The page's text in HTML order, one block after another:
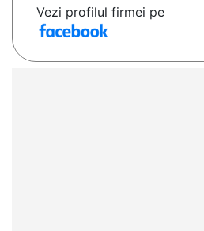
Vezi profilul firmei pe